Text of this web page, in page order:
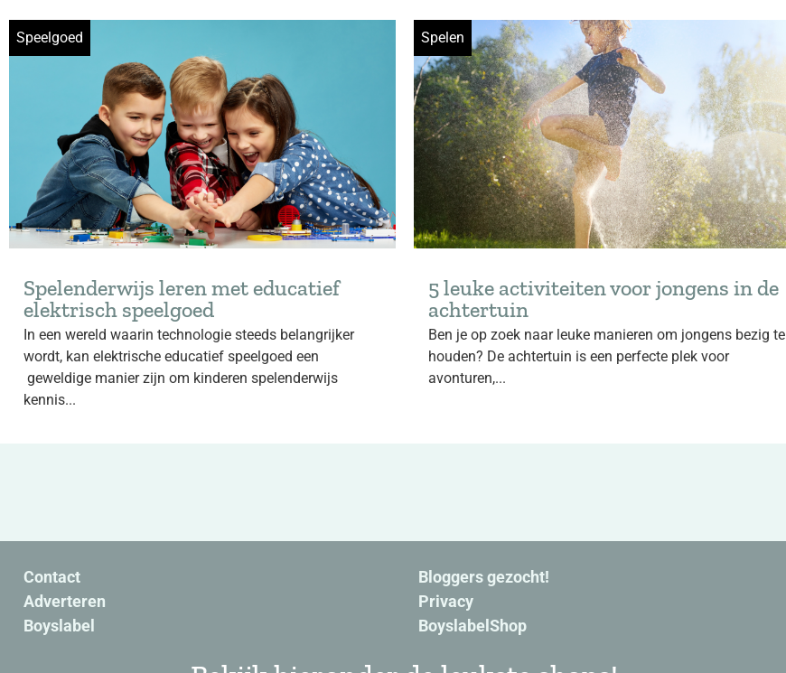
Speelgoed
Spelenderwijs leren met educatief
elektrisch speelgoed
In een wereld waarin technologie steeds belangrijker
wordt, kan elektrische educatief speelgoed een
geweldige manier zijn om kinderen spelenderwijs
kennis...
Spelen
5 leuke activiteiten voor jongens in de
achtertuin
Ben je op zoek naar leuke manieren om jongens bezig te
houden? De achtertuin is een perfecte plek voor
avonturen,...
Contact
Adverteren
Boyslabel
Bloggers gezocht!
Privacy
BoyslabelShop